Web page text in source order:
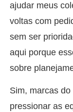
ajudar meus
voltas com
sem ser
aqui porque
sobre
Sim, marcas
pressionar as